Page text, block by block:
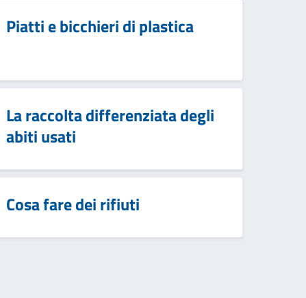
Piatti e bicchieri di plastica
La raccolta differenziata degli
abiti usati
Cosa fare dei rifiuti